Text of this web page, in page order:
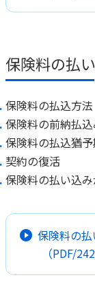
保険料の払
保険料の払込方法
保険料の前納払
保険料の払込猶
契約の復活
保険料の払い込
保険料の
（PDF/